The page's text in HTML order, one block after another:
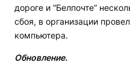
дороге и “Белпочте“
сбоя, в организации
компьютера.
Обновление.